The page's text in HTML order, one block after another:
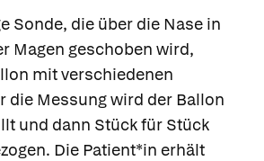
Sonde, die über die Nase in
Magen geschoben wird,
mit verschiedenen
die Messung wird der Ballon
und dann Stück für Stück
Die Patient*in erhält